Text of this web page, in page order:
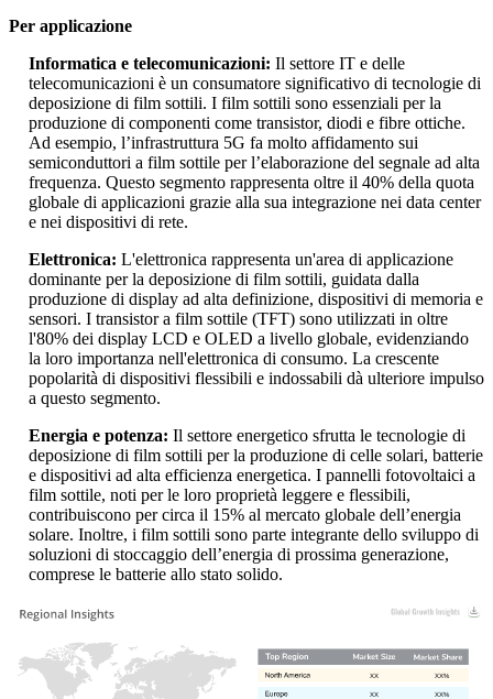
Per applicazione
Informatica e telecomunicazioni: Il settore IT e delle
telecomunicazioni è un consumatore significativo di tecnologie di
deposizione di film sottili. I film sottili sono essenziali per la
produzione di componenti come transistor, diodi e fibre ottiche.
Ad esempio, l’infrastruttura 5G fa molto affidamento sui
semiconduttori a film sottile per l’elaborazione del segnale ad alta
frequenza. Questo segmento rappresenta oltre il 40% della quota
globale di applicazioni grazie alla sua integrazione nei data center
e nei dispositivi di rete.
Elettronica: L'elettronica rappresenta un'area di applicazione
dominante per la deposizione di film sottili, guidata dalla
produzione di display ad alta definizione, dispositivi di memoria e
sensori. I transistor a film sottile (TFT) sono utilizzati in oltre
l'80% dei display LCD e OLED a livello globale, evidenziando
la loro importanza nell'elettronica di consumo. La crescente
popolarità di dispositivi flessibili e indossabili dà ulteriore impulso
a questo segmento.
Energia e potenza: Il settore energetico sfrutta le tecnologie di
deposizione di film sottili per la produzione di celle solari, batterie
e dispositivi ad alta efficienza energetica. I pannelli fotovoltaici a
film sottile, noti per le loro proprietà leggere e flessibili,
contribuiscono per circa il 15% al ​​mercato globale dell’energia
solare. Inoltre, i film sottili sono parte integrante dello sviluppo di
soluzioni di stoccaggio dell’energia di prossima generazione,
comprese le batterie allo stato solido.
XX%
XX
XX%
XX